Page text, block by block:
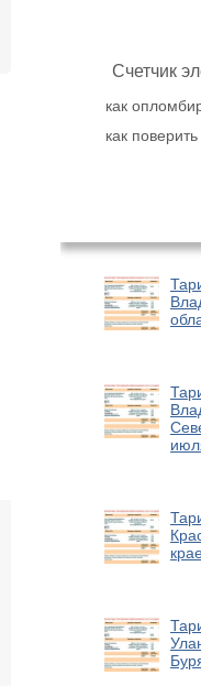
Счетчик
как
как поверить